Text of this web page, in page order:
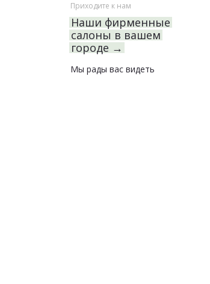
Приходите к нам
Наши фирменные
салоны в вашем
городе →
Мы рады вас видеть